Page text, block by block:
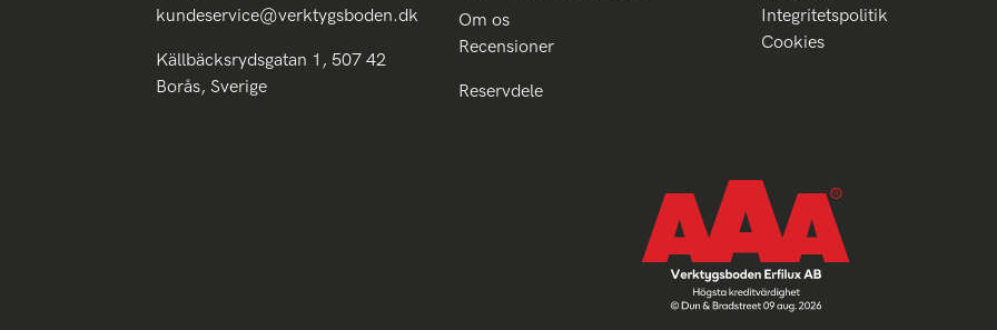
kundeservice@verktygsboden.dk
Källbäcksrydsgatan 1, 507 42
Borås, Sverige
Om os
Recensioner
Reservdele
Integritetspolitik
Cookies